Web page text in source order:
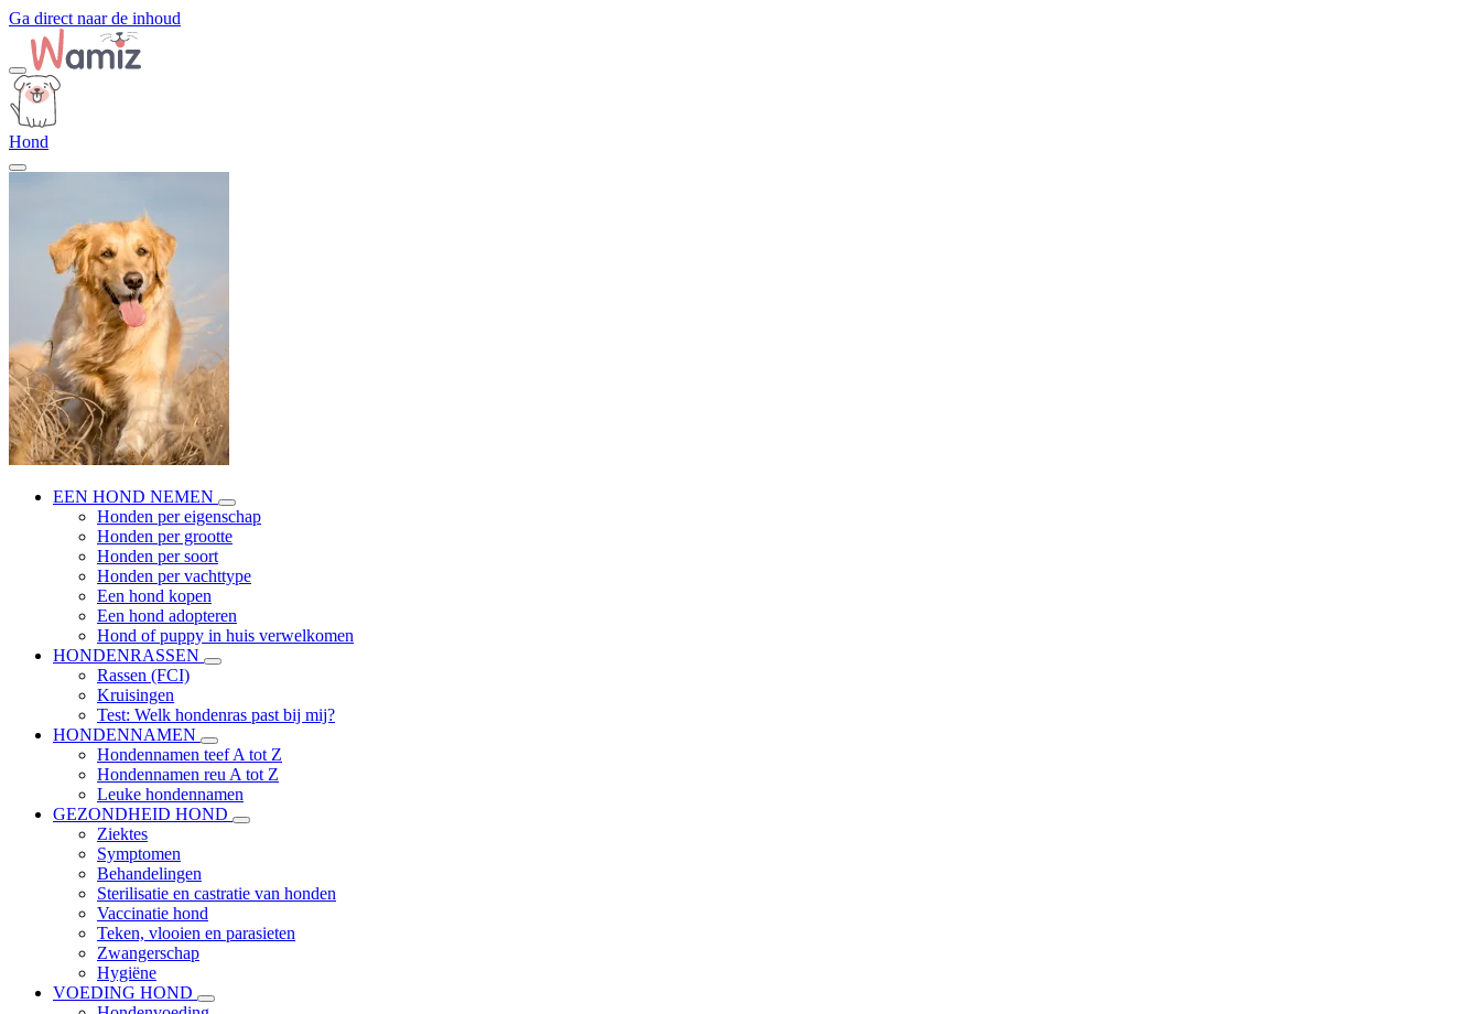
Ga direct naar de inhoud
Hond
EEN HOND NEMEN
Honden per eigenschap
Honden per grootte
Honden per soort
Honden per vachttype
Een hond kopen
Een hond adopteren
Hond of puppy in huis verwelkomen
HONDENRASSEN
Rassen (FCI)
Kruisingen
Test: Welk hondenras past bij mij?
HONDENNAMEN
Hondennamen teef A tot Z
Hondennamen reu A tot Z
Leuke hondennamen
GEZONDHEID HOND
Ziektes
Symptomen
Behandelingen
Sterilisatie en castratie van honden
Vaccinatie hond
Teken, vlooien en parasieten
Zwangerschap
Hygiëne
VOEDING HOND